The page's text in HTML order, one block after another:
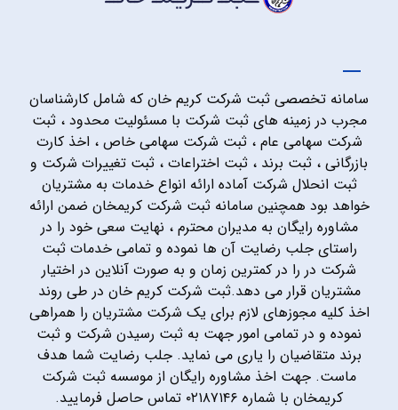
سامانه تخصصی ثبت شرکت کریم خان که شامل کارشناسان
مجرب در زمینه های ثبت شرکت با مسئولیت محدود ، ثبت
شرکت سهامی عام ، ثبت شرکت سهامی خاص ، اخذ کارت
بازرگانی ، ثبت برند ، ثبت اختراعات ، ثبت تغییرات شرکت و
ثبت انحلال شرکت آماده ارائه انواع خدمات به مشتریان
خواهد بود همچنین سامانه ثبت شرکت کریمخان ضمن ارائه
مشاوره رایگان به مدیران محترم ، نهایت سعی خود را در
راستای جلب رضایت آن ها نموده و تمامی خدمات ثبت
شرکت در را در کمترین زمان و به صورت آنلاین در اختیار
مشتریان قرار می دهد.ثبت شرکت کریم خان در طی روند
اخذ کلیه مجوزهای لازم برای یک شرکت مشتریان را همراهی
نموده و در تمامی امور جهت به ثبت رسیدن شرکت و ثبت
برند متقاضیان را یاری می نماید. جلب رضایت شما هدف
ماست. جهت اخذ مشاوره رایگان از موسسه ثبت شرکت
کریمخان با شماره ۰۲۱۸۷۱۴۶ تماس حاصل فرمایید.